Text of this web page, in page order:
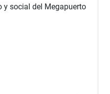
y social del Megapuerto